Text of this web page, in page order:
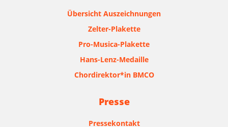
Übersicht Auszeichnungen
Zelter-Plakette
Pro-Musica-Plakette
Hans-Lenz-Medaille
Chordirektor*in BMCO
Presse
Pressekontakt